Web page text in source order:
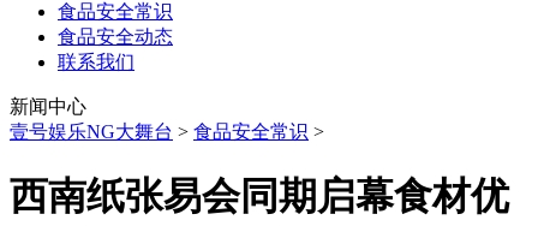
食品安全常识
食品安全动态
联系我们
新闻中心
壹号娱乐NG大舞台 > 食品安全常识 >
西南纸张易会同期启幕食材优